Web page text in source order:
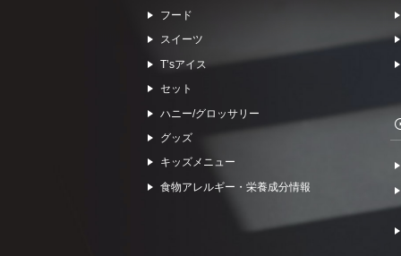
フード
スイーツ
Tʼsアイス
セット
ハニー/グロッサリー
グッズ
キッズメニュー
食物アレルギー・栄養成分情報